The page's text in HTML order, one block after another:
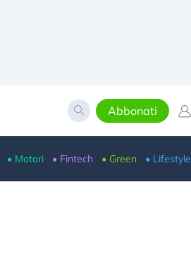
Abbonati
• Motori • Fintech • Green • Lifestyle